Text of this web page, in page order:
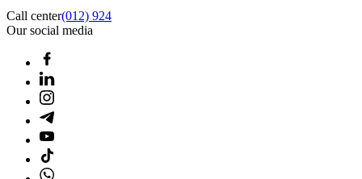
Call center(012) 924
Our social media